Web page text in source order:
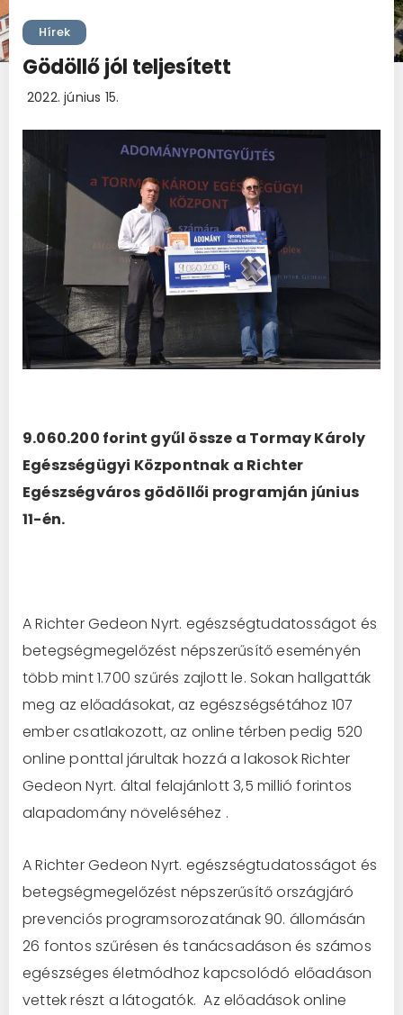
Hírek
Gödöllő jól teljesített
2022. június 15.
9.060.200 forint gyűl össze a Tormay Károly
Egészségügyi Központnak a Richter
Egészségváros gödöllői programján június
11-én.
A Richter Gedeon Nyrt. egészségtudatosságot és
betegségmegelőzést népszerűsítő eseményén
több mint 1.700 szűrés zajlott le. Sokan hallgatták
meg az előadásokat, az egészségsétához 107
ember csatlakozott, az online térben pedig 520
online ponttal járultak hozzá a lakosok Richter
Gedeon Nyrt. által felajánlott 3,5 millió forintos
alapadomány növeléséhez .
A Richter Gedeon Nyrt. egészségtudatosságot és
betegségmegelőzést népszerűsítő országjáró
prevenciós programsorozatának 90. állomásán
26 fontos szűrésen és tanácsadáson és számos
egészséges életmódhoz kapcsolódó előadáson
vettek részt a látogatók. Az előadások online